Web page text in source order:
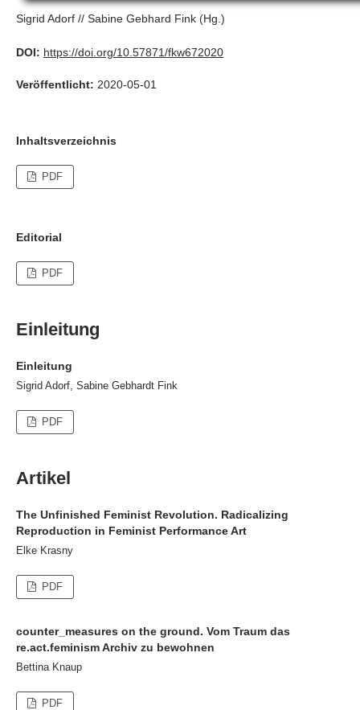
Sigrid Adorf // Sabine Gebhard Fink (Hg.)
DOI: https://doi.org/10.57871/fkw672020
Veröffentlicht: 2020-05-01
Inhaltsverzeichnis
PDF
Editorial
PDF
Einleitung
Einleitung
Sigrid Adorf, Sabine Gebhardt Fink
PDF
Artikel
The Unfinished Feminist Revolution. Radicalizing
Reproduction in Feminist Performance Art
Elke Krasny
PDF
counter_measures on the ground. Vom Traum das
re.act.feminism Archiv zu bewohnen
Bettina Knaup
PDF